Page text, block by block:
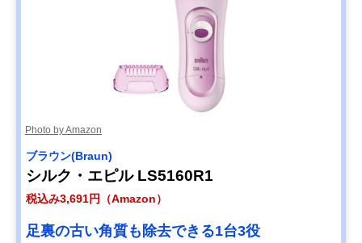
Photo by Amazon
‎ブラウン(Braun)
シルク・エピル LS5160R1
税込み3,691円（Amazon）
足裏の古い角質も除去できる1台3役